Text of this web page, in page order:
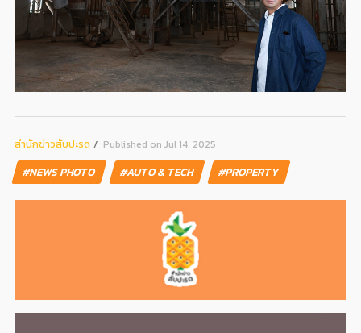
สํานักข่าวสับปะรด Published on Jul 14, 2025
#NEWS PHOTO #AUTO & TECH #PROPERTY